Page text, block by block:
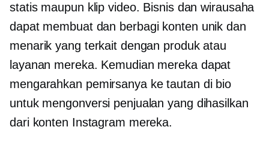
statis maupun klip video. Bisnis dan wirausaha
dapat membuat dan berbagi konten unik dan
menarik yang terkait dengan produk atau
layanan mereka. Kemudian mereka dapat
mengarahkan pemirsanya ke tautan di bio
untuk mengonversi penjualan yang dihasilkan
dari konten Instagram mereka.